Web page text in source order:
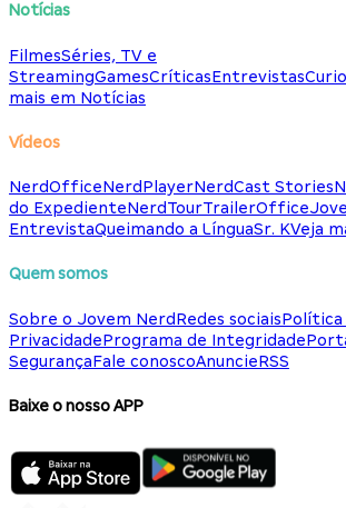
Notícias
FilmesSéries, TV e
StreamingGamesCríticasEntrevistas
mais em Notícias
Vídeos
NerdOfficeNerdPlayerNerdCast Stories
do ExpedienteNerdTourTrailerOffice
EntrevistaQueimando a LínguaSr. KVeja
Quem somos
Sobre o Jovem NerdRedes sociaisPolítica
PrivacidadePrograma de Integridade
SegurançaFale conoscoAnuncieRSS
Baixe o nosso APP